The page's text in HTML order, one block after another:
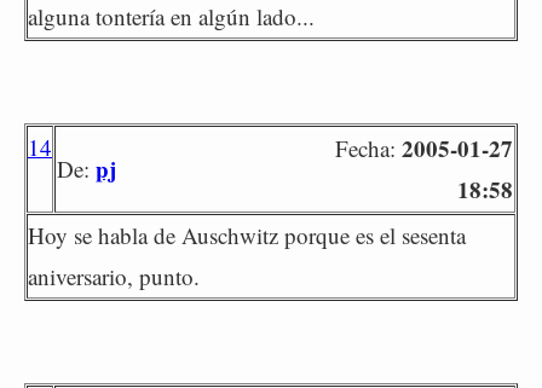
alguna tontería en algún lado...
14
De: pj
Fecha: 2005-01-27
18:58
Hoy se habla de Auschwitz porque es el sesenta
aniversario, punto.